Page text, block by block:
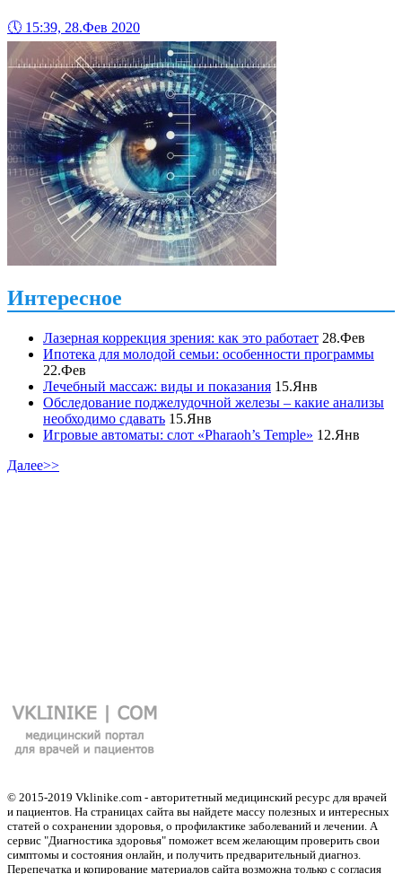
🕔 15:39, 28.Фев 2020
Интересное
Лазерная коррекция зрения: как это работает 28.Фев
Ипотека для молодой семьи: особенности программы
22.Фев
Лечебный массаж: виды и показания 15.Янв
Обследование поджелудочной железы – какие анализы
необходимо сдавать 15.Янв
Игровые автоматы: слот «Pharaoh’s Temple» 12.Янв
Далее>>
© 2015-2019 Vklinike.com - авторитетный медицинский ресурс для врачей
и пациентов. На страницах сайта вы найдете массу полезных и интересных
статей о сохранении здоровья, о профилактике заболеваний и лечении. А
сервис "Диагностика здоровья" поможет всем желающим проверить свои
симптомы и состояния онлайн, и получить предварительный диагноз.
Перепечатка и копирование материалов сайта возможна только с согласия